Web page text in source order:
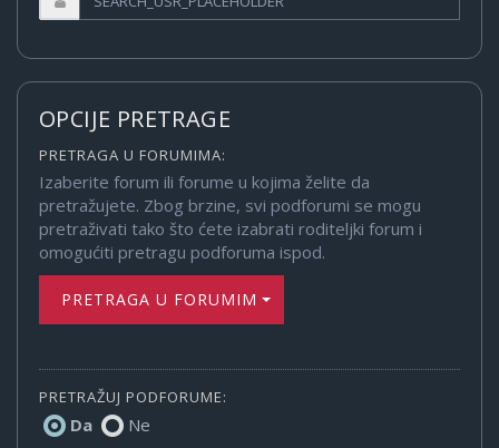
OPCIJE PRETRAGE
PRETRAGA U FORUMIMA:
Izaberite forum ili forume u kojima želite da
pretražujete. Zbog brzine, svi podforumi se mogu
pretraživati tako što ćete izabrati roditeljki forum i
omogućiti pretragu podforuma ispod.
PRETRAGA U FORUMIMA
PRETRAŽUJ PODFORUME:
Da Ne